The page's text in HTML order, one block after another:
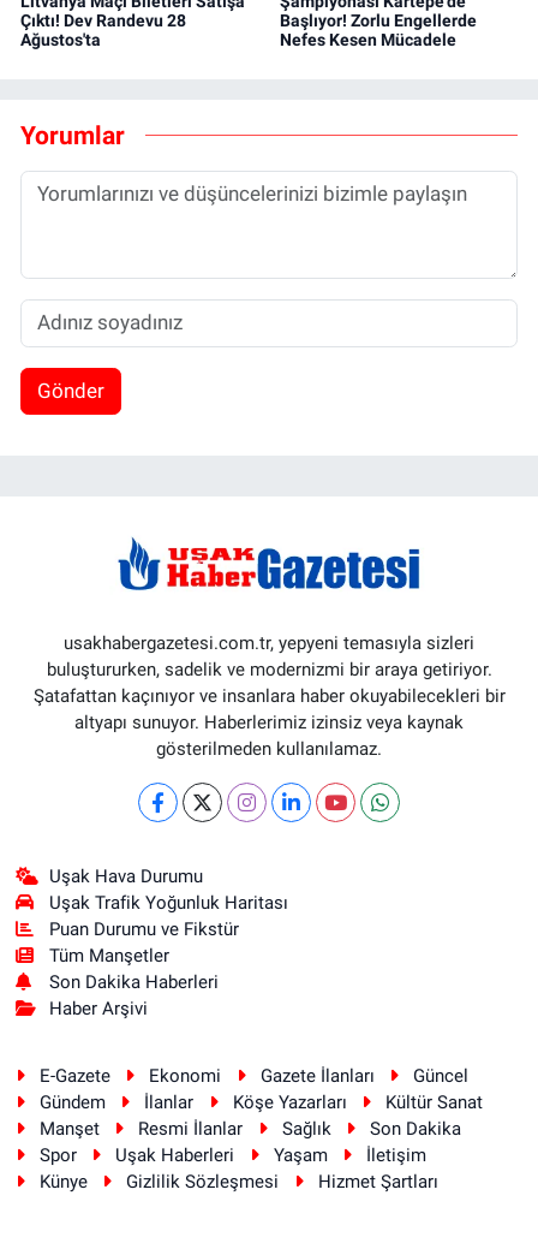
Çıktı! Dev Randevu 28
Ağustos'ta
Başlıyor! Zorlu Engellerde
Nefes Kesen Mücadele
Yorumlar
Gönder
usakhabergazetesi.com.tr, yepyeni temasıyla sizleri
buluştururken, sadelik ve modernizmi bir araya getiriyor.
Şatafattan kaçınıyor ve insanlara haber okuyabilecekleri bir
altyapı sunuyor. Haberlerimiz izinsiz veya kaynak
gösterilmeden kullanılamaz.
Uşak Hava Durumu
Uşak Trafik Yoğunluk Haritası
Puan Durumu ve Fikstür
Tüm Manşetler
Son Dakika Haberleri
Haber Arşivi
E-Gazete Ekonomi Gazete İlanları
Güncel
Gündem
İlanlar Köşe Yazarları
Kültür Sanat
Manşet
Resmi İlanlar Sağlık
Son Dakika
Spor
Uşak Haberleri Yaşam
İletişim
Künye
Gizlilik Sözleşmesi Hizmet Şartları